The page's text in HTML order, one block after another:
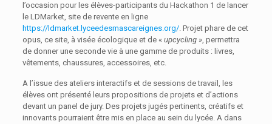
l’occasion pour les élèves-participants du Hackathon 1 de lancer
le LDMarket, site de revente en ligne
https://ldmarket.lyceedesmascareignes.org/. Projet phare de cet
opus, ce site, à visée écologique et de « upcycling», permettra
de donner une seconde vie à une gamme de produits : livres,
vêtements, chaussures, accessoires, etc.
A l’issue des ateliers interactifs et de sessions de travail, les
élèves ont présenté leurs propositions de projets et d’actions
devant un panel de jury. Des projets jugés pertinents, créatifs et
innovants pourraient être mis en place au sein du lycée. A dans